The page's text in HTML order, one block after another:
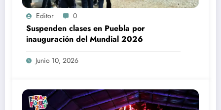
Editor 0
Suspenden clases en Puebla por
inauguración del Mundial 2026
Junio 10, 2026